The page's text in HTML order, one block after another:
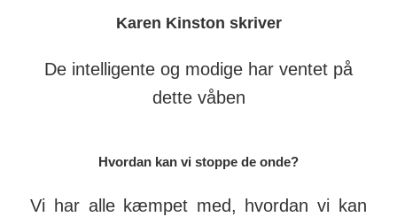
Karen Kinston skriver
De intelligente og modige har ventet på
dette våben
Hvordan kan vi stoppe de onde?
Vi har alle kæmpet med, hvordan vi kan